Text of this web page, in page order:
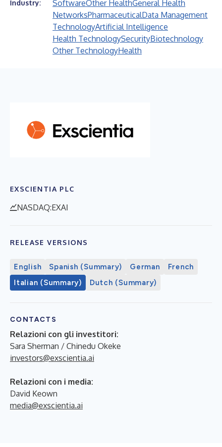
Industry: SoftwareOther HealthGeneral Health
NetworksPharmaceuticalData Management
TechnologyArtificial Intelligence
Health TechnologySecurityBiotechnology
Other TechnologyHealth
EXSCIENTIA PLC
NASDAQ:EXAI
RELEASE VERSIONS
English Spanish (Summary) German
French
Italian (Summary)
Dutch (Summary)
CONTACTS
Relazioni con gli investitori:
Sara Sherman / Chinedu Okeke
investors@exscientia.ai
Relazioni con i media:
David Keown
media@exscientia.ai